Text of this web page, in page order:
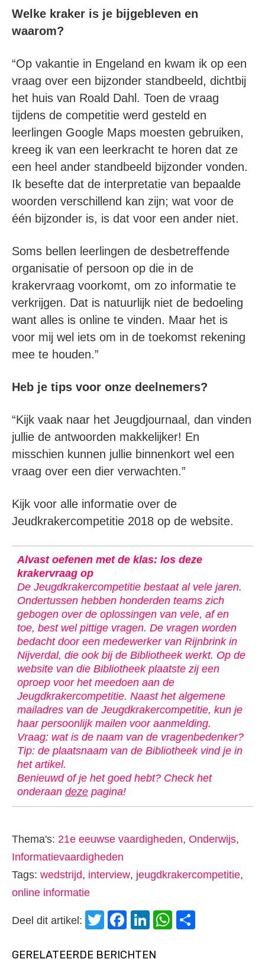
Welke kraker is je bijgebleven en
waarom?
“Op vakantie in Engeland en kwam ik op een
vraag over een bijzonder standbeeld, dichtbij
het huis van Roald Dahl. Toen de vraag
tijdens de competitie werd gesteld en
leerlingen Google Maps moesten gebruiken,
kreeg ik van een leerkracht te horen dat ze
een heel ander standbeeld bijzonder vonden.
Ik besefte dat de interpretatie van bepaalde
woorden verschillend kan zijn; wat voor de
één bijzonder is, is dat voor een ander niet.
Soms bellen leerlingen de desbetreffende
organisatie of persoon op die in de
krakervraag voorkomt, om zo informatie te
verkrijgen. Dat is natuurlijk niet de bedoeling
want alles is online te vinden. Maar het is
voor mij wel iets om in de toekomst rekening
mee te houden.”
Heb je tips voor onze deelnemers?
“Kijk vaak naar het Jeugdjournaal, dan vinden
jullie de antwoorden makkelijker! En
misschien kunnen jullie binnenkort wel een
vraag over een dier verwachten.”
Kijk voor alle informatie over de
Jeudkrakercompetitie 2018 op de website.
Alvast oefenen met de klas: los deze
krakervraag op
De Jeugdkrakercompetitie bestaat al vele jaren.
Ondertussen hebben honderden teams zich
gebogen over de oplossingen van vele, af en
toe, best wel pittige vragen. De vragen worden
bedacht door een medewerker van Rijnbrink in
Nijverdal, die ook bij de Bibliotheek werkt. Op de
website van die Bibliotheek plaatste zij een
oproep voor het meedoen aan de
Jeugdkrakercompetitie. Naast het algemene
mailadres van de Jeugdkrakercompetitie, kun je
haar persoonlijk mailen voor aanmelding.
Vraag: wat is de naam van de vragenbedenker?
Tip: de plaatsnaam van de Bibliotheek vind je in
het artikel.
Benieuwd of je het goed hebt? Check het
onderaan deze pagina!
Thema's: 21e eeuwse vaardigheden, Onderwijs,
Informatievaardigheden
Tags: wedstrijd, interview, jeugdkrakercompetitie,
online informatie
Deel dit artikel: Twitter
Facebook
LinkedIn
WhatsApp
GERELATEERDE BERICHTEN